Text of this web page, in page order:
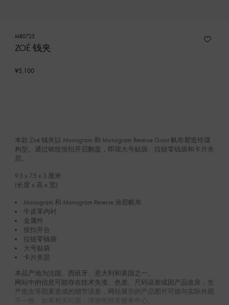
M80725
ZOÉ 钱夹
¥5,100
本款 Zoé 钱夹以 Monogram 和 Monogram Reverse Giant 帆布塑造玲珑
构型。通过铭纹按扣开启翻盖，即现大号贴袋、拉链零钱袋和卡片夹
层。
9.5 x 7.5 x 3 厘米
(长度 x 高 x 宽)
Monogram 和 Monogram Reverse 涂层帆布
牛皮革内衬
金属件
按扣开合
拉链零钱袋
大号贴袋
卡片夹层
本品产地为法国、西班牙、意大利和美国之一。
网站中的信息可能存在技术失准、色差、尺码误差或因产品改良，生
产批次等因素造成的细节误差，网站展示的产品图片可能与实际外观
不一致。如有相关问题，请致电顾客服务中心。